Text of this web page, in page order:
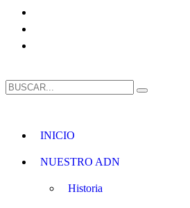
INICIO
NUESTRO ADN
Historia